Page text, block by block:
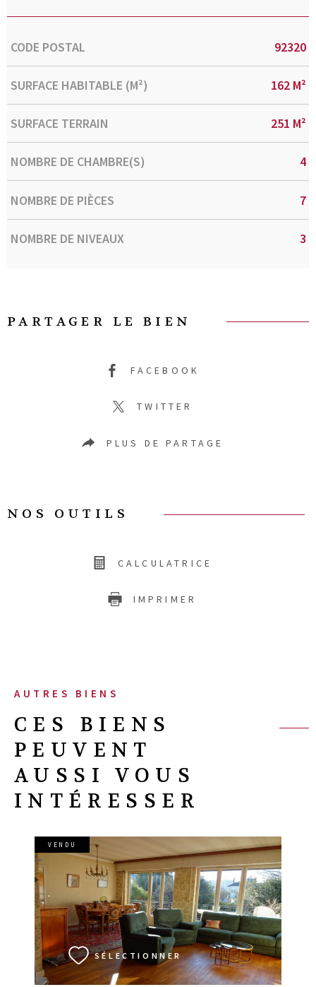
Caractérisque
CODE POSTAL 92320
SURFACE HABITABLE (M²) 162 M²
SURFACE TERRAIN 251 M²
NOMBRE DE CHAMBRE(S) 4
NOMBRE DE PIÈCES 7
NOMBRE DE NIVEAUX 3
PARTAGER LE BIEN
FACEBOOK
TWITTER
PLUS DE PARTAGE
NOS OUTILS
CALCULATRICE
IMPRIMER
AUTRES BIENS
CES BIENS
PEUVENT
AUSSI VOUS
INTÉRESSER
VENDU
SÉLECTIONNER
VOIR LE BIEN